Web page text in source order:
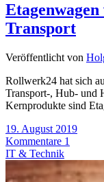
Transport
Veröffentlicht von
Rollwerk24 hat sich
Transport-, Hub- und
Kernprodukte sind
19. August 2019
Kommentare 1
IT & Technik